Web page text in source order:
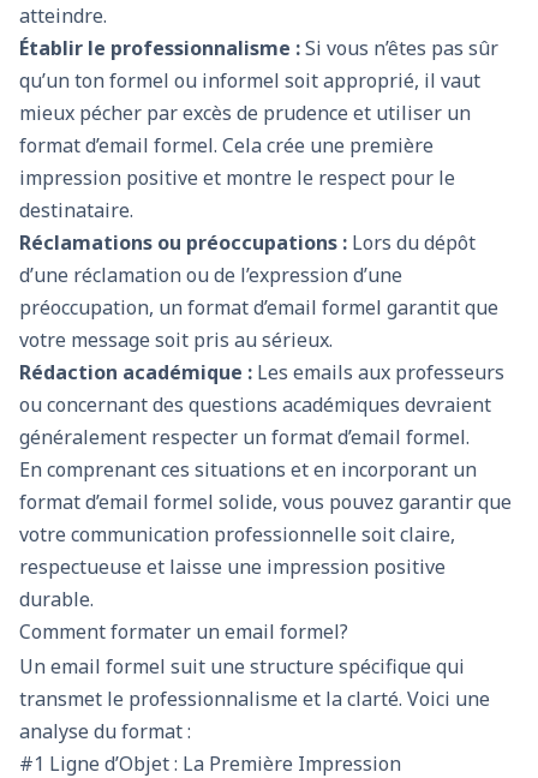
atteindre.
Établir le professionnalisme :Si vous n’êtes pas sûr
qu’un ton formel ou informel soit approprié, il vaut
mieux pécher par excès de prudence et utiliser un
format d’email formel. Cela crée une première
impression positive et montre le respect pour le
destinataire.
Réclamations ou préoccupations : Lors du dépôt
d’une réclamation ou de l’expression d’une
préoccupation, un format d’email formel garantit que
votre message soit pris au sérieux.
Rédaction académique : Les emails aux professeurs
ou concernant des questions académiques devraient
généralement respecter un format d’email formel.
En comprenant ces situations et en incorporant un
format d’email formel solide, vous pouvez garantir que
votre communication professionnelle soit claire,
respectueuse et laisse une impression positive
durable.
Comment formater un email formel?
Un email formel suit une structure spécifique qui
transmet le professionnalisme et la clarté. Voici une
analyse du format :
#1 Ligne d’Objet : La Première Impression